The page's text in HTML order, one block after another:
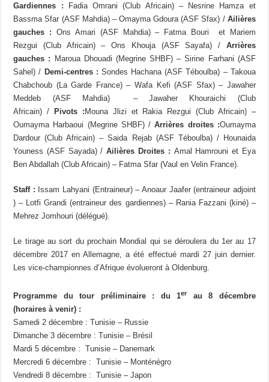
Gardiennes : Fadia Omrani (Club Africain) – Nesrine Hamza et
Bassma Sfar (ASF Mahdia) – Omayma Gdoura (ASF Sfax) / Ailières
gauches : Ons Amari (ASF Mahdia) – Fatma Bouri et Mariem
Rezgui (Club Africain) – Ons Khouja (ASF Sayafa) / Arrières
gauches : Maroua Dhouadi (Megrine SHBF) – Sirine Farhani (ASF
Sahel) / Demi-centres : Sondes Hachana (ASF Téboulba) – Takoua
Chabchoub (La Garde France) – Wafa Kefi (ASF Sfax) – Jawaher
Meddeb (ASF Mahdia) – Jawaher Khouraichi (Club
Africain) /
Pivots : Mouna Jlizi et Rakia Rezgui (Club Africain) –
Oumayma Harbaoui (Megrine SHBF) /Arrières droites :Oumayma
Dardour (Club Africain) – Saida Rejab (ASF Téboulba) / Hounaida
Youness (ASF Sayada) /Ailières Droites : Amal Hamrouni et Eya
Ben Abdallah (Club Africain) – Fatma Sfar (Vaul en Velin France).
Staff : Issam Lahyani (Entraineur) – Anoaur Jaafer (entraineur adjoint
) – Lotfi Grandi (entraineur des gardiennes) – Rania Fazzani (kiné) –
Mehrez Jomhouri (délégué).
Le tirage au sort du prochain Mondial qui se déroulera du 1er au 17
décembre 2017 en Allemagne, a été effectué mardi 27 juin dernier.
Les vice-championnes d’Afrique évolueront à Oldenburg.
Programme du tour préliminaire : du 1er
au 8 décembre
(horaires à venir) :
Samedi 2 décembre : Tunisie – Russie
Dimanche 3 décembre : Tunisie – Brésil
Mardi 5 décembre : Tunisie – Danemark
Mercredi 6 décembre : Tunisie – Monténégro
Vendredi 8 décembre : Tunisie – Japon